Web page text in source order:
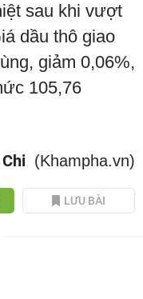
sau khi vượt
dầu thô giao
giảm 0,06%,
105,76
(Khampha.vn)
LƯU BÀI